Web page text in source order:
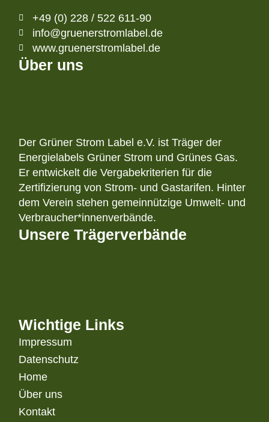
+49 (0) 228 / 522 611-90
info@gruenerstromlabel.de
www.gruenerstromlabel.de
Über uns
Der Grüner Strom Label e.V. ist Träger der
Energielabels Grüner Strom und Grünes Gas.
Er entwickelt die Vergabekriterien für die
Zertifizierung von Strom- und Gastarifen. Hinter
dem Verein stehen gemeinnützige Umwelt- und
Verbraucher*innenverbände.
Unsere Trägerverbände
Wichtige Links
Impressum
Datenschutz
Home
Über uns
Kontakt